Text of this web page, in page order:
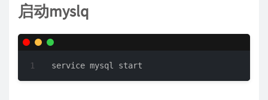
启动myslq
service mysql start